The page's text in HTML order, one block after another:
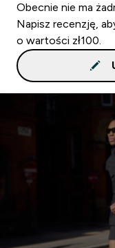
Obecnie nie ma
Napisz recenzję,
o wartości zł100.